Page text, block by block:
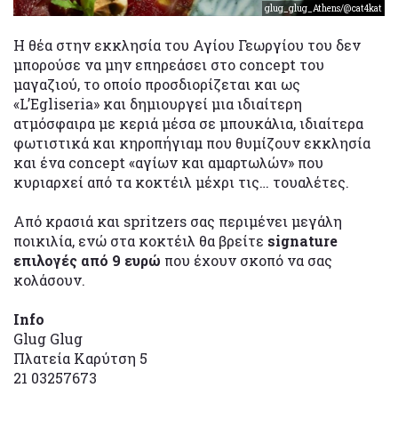
glug_glug_Athens/@cat4kat
Η θέα στην εκκλησία του Αγίου Γεωργίου του δεν
μπορούσε να μην επηρεάσει στο concept του
μαγαζιού, το οποίο προσδιορίζεται και ως
«L’Egliseria» και δημιουργεί μια ιδιαίτερη
ατμόσφαιρα με κεριά μέσα σε μπουκάλια, ιδιαίτερα
φωτιστικά και κηροπήγιαμ που θυμίζουν εκκλησία
και ένα concept «αγίων και αμαρτωλών» που
κυριαρχεί από τα κοκτέιλ μέχρι τις… τουαλέτες.
Από κρασιά και spritzers σας περιμένει μεγάλη
ποικιλία, ενώ στα κοκτέιλ θα βρείτε signature
επιλογές από 9 ευρώ που έχουν σκοπό να σας
κολάσουν.
Info
Glug Glug
Πλατεία Καρύτση 5
21 03257673